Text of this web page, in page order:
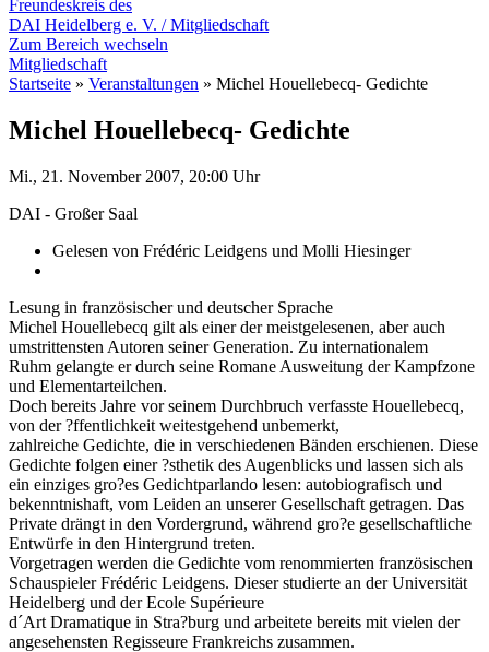
Freundeskreis des
DAI Heidelberg e. V. / Mitgliedschaft
Zum Bereich wechseln
Mitgliedschaft
Startseite » Veranstaltungen » Michel Houellebecq- Gedichte
Michel Houellebecq- Gedichte
Mi., 21. November 2007, 20:00 Uhr
DAI - Großer Saal
Gelesen von Frédéric Leidgens und Molli Hiesinger
Lesung in französischer und deutscher Sprache
Michel Houellebecq gilt als einer der meistgelesenen, aber auch
umstrittensten Autoren seiner Generation. Zu internationalem
Ruhm gelangte er durch seine Romane Ausweitung der Kampfzone
und Elementarteilchen.
Doch bereits Jahre vor seinem Durchbruch verfasste Houellebecq,
von der ?ffentlichkeit weitestgehend unbemerkt,
zahlreiche Gedichte, die in verschiedenen Bänden erschienen. Diese
Gedichte folgen einer ?sthetik des Augenblicks und lassen sich als
ein einziges gro?es Gedichtparlando lesen: autobiografisch und
bekenntnishaft, vom Leiden an unserer Gesellschaft getragen. Das
Private drängt in den Vordergrund, während gro?e gesellschaftliche
Entwürfe in den Hintergrund treten.
Vorgetragen werden die Gedichte vom renommierten französischen
Schauspieler Frédéric Leidgens. Dieser studierte an der Universität
Heidelberg und der Ecole Supérieure
d´Art Dramatique in Stra?burg und arbeitete bereits mit vielen der
angesehensten Regisseure Frankreichs zusammen.